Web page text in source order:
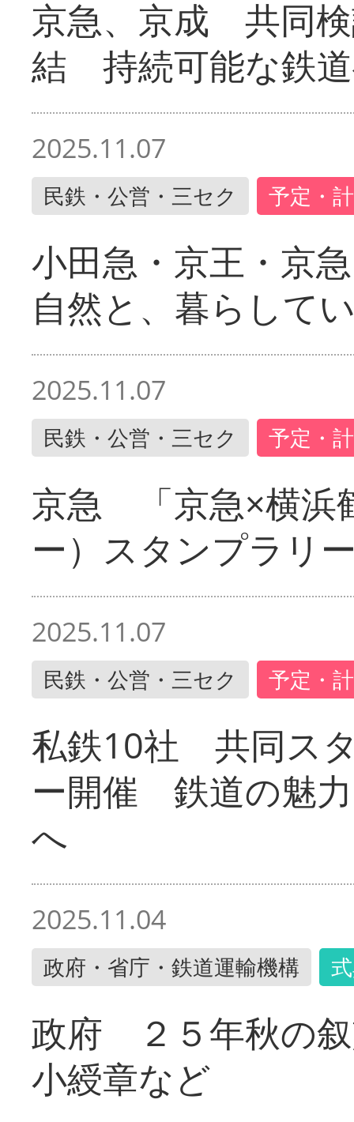
京急、京成 共同
結 持続可能な鉄
2025.11.07
民鉄・公営・三セク 予定・
小田急・京王・京
自然と、暮らして
2025.11.07
民鉄・公営・三セク 予定・
京急 「京急×横浜
ー）スタンプラリ
2025.11.07
民鉄・公営・三セク 予定・
私鉄10社 共同ス
ー開催 鉄道の魅
へ
2025.11.04
政府・省庁・鉄道運輸機構
政府 ２５年秋の
小綬章など